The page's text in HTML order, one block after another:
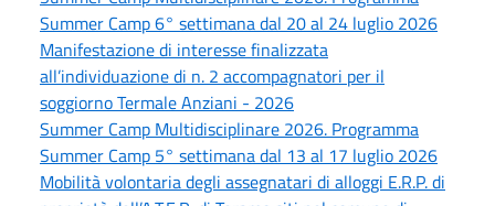
Summer Camp 6° settimana dal 20 al 24 luglio 2026
Manifestazione di interesse finalizzata
all’individuazione di n. 2 accompagnatori per il
soggiorno Termale Anziani - 2026
Summer Camp Multidisciplinare 2026. Programma
Summer Camp 5° settimana dal 13 al 17 luglio 2026
Mobilità volontaria degli assegnatari di alloggi E.R.P. di